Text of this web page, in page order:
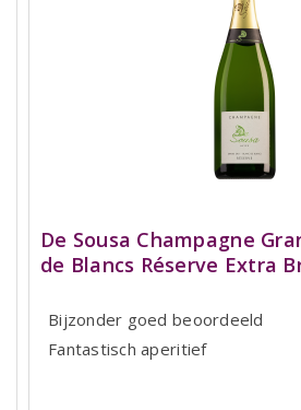
De Sousa Champagne
de Blancs Réserve Extra
Bijzonder goed beoordeeld
Fantastisch aperitief